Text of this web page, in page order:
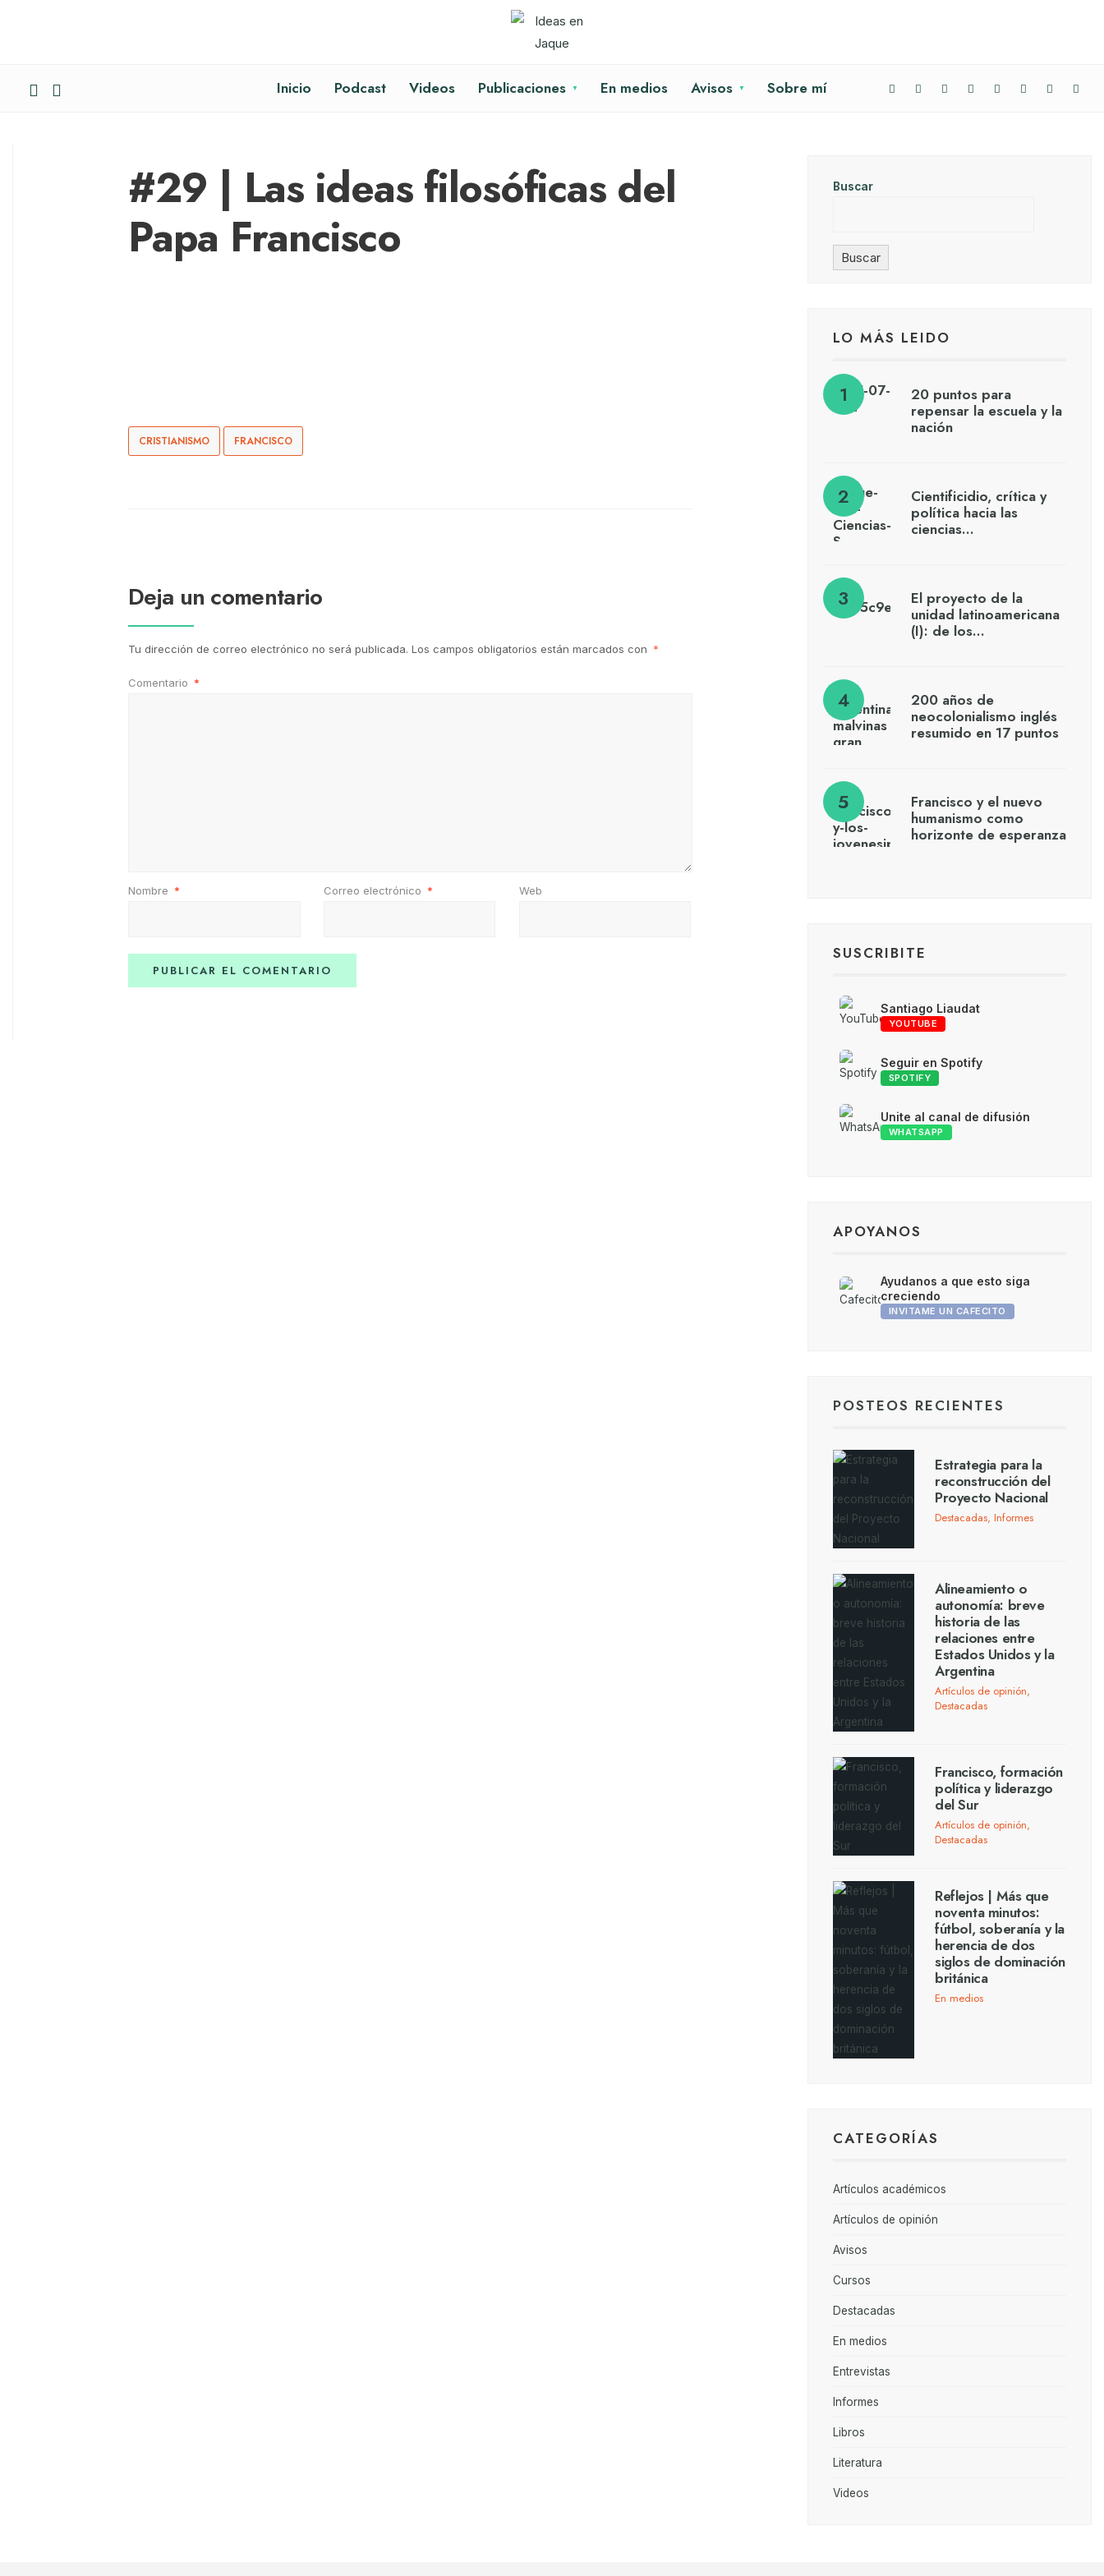
Inicio Podcast Videos Publicaciones En medios Avisos Sobre mí
#29 | Las ideas filosóficas del
Papa Francisco
CRISTIANISMO FRANCISCO
Deja un comentario
Tu dirección de correo electrónico no será publicada. Los campos obligatorios están marcados con *
Comentario *
Nombre * Correo electrónico * Web
Buscar
Buscar
LO MÁS LEIDO
20 puntos para
repensar la escuela y la
nación
Cientificidio, crítica y
política hacia las
ciencias…
El proyecto de la
unidad latinoamericana
(I): de los…
200 años de
neocolonialismo inglés
resumido en 17 puntos
Francisco y el nuevo
humanismo como
horizonte de esperanza
SUSCRIBITE
Santiago Liaudat
YOUTUBE
Seguir en Spotify
SPOTIFY
Unite al canal de difusión
WHATSAPP
APOYANOS
Ayudanos a que esto siga
creciendo
INVITAME UN CAFECITO
POSTEOS RECIENTES
Estrategia para la
reconstrucción del
Proyecto Nacional
Destacadas, Informes
Alineamiento o
autonomía: breve
historia de las
relaciones entre
Estados Unidos y la
Argentina
Artículos de opinión,
Destacadas
Francisco, formación
política y liderazgo
del Sur
Artículos de opinión,
Destacadas
Reflejos | Más que
noventa minutos:
fútbol, soberanía y la
herencia de dos
siglos de dominación
británica
En medios
CATEGORÍAS
Artículos académicos
Artículos de opinión
Avisos
Cursos
Destacadas
En medios
Entrevistas
Informes
Libros
Literatura
Videos